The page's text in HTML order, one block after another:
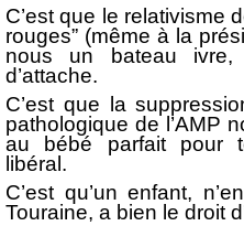
C’est que le relativisme
rouges” (même à la
nous un bateau
d’attache.
C’est que la
pathologique de l’AMP
au bébé parfait pour
libéral.
C’est qu’un enfant,
Touraine, a bien le droit